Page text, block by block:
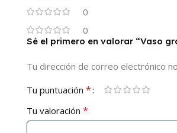
0
0
Sé el primero en valorar “Vaso
Tu dirección de correo electrónico
Tu puntuación *
Tu valoración *